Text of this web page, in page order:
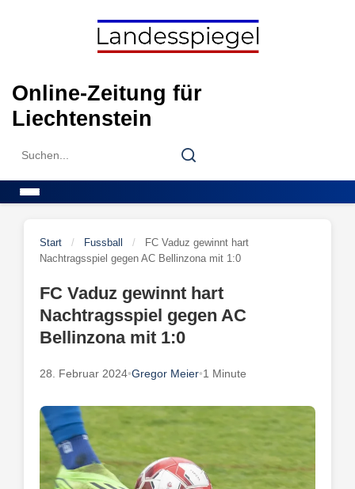
Online-Zeitung für
Liechtenstein
Search
Search
Start / Fussball /
FC Vaduz gewinnt hart
Nachtragsspiel gegen AC Bellinzona mit 1:0
FC Vaduz gewinnt hart
Nachtragsspiel gegen AC
Bellinzona mit 1:0
28. Februar 2024•Gregor Meier•1 Minute